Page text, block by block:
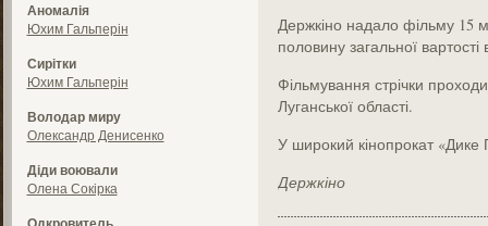
Аномалія
Юхим Гальперін
Сирітки
Юхим Гальперін
Володар миру
Олександр Денисенко
Діди воювали
Олена Сокірка
Держкіно надало фільму 15
половину загальної
Фільмування стрічки
Луганської області.
У широкий кінопрокат
Держкіно